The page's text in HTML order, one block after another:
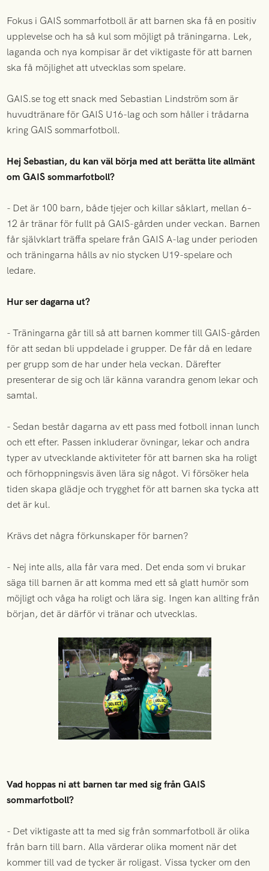
Fokus i GAIS sommarfotboll är att barnen ska få en positiv
upplevelse och ha så kul som möjligt på träningarna. Lek,
laganda och nya kompisar är det viktigaste för att barnen
ska få möjlighet att utvecklas som spelare.
GAIS.se tog ett snack med Sebastian Lindström som är
huvudtränare för GAIS U16-lag och som håller i trådarna
kring GAIS sommarfotboll.
Hej Sebastian, du kan väl börja med att berätta lite allmänt
om GAIS sommarfotboll?
- Det är 100 barn, både tjejer och killar såklart, mellan 6–
12 år tränar för fullt på GAIS-gården under veckan. Barnen
får självklart träffa spelare från GAIS A-lag under perioden
och träningarna hålls av nio stycken U19-spelare och
ledare.
Hur ser dagarna ut?
- Träningarna går till så att barnen kommer till GAIS-gården
för att sedan bli uppdelade i grupper. De får då en ledare
per grupp som de har under hela veckan. Därefter
presenterar de sig och lär känna varandra genom lekar och
samtal.
- Sedan består dagarna av ett pass med fotboll innan lunch
och ett efter. Passen inkluderar övningar, lekar och andra
typer av utvecklande aktiviteter för att barnen ska ha roligt
och förhoppningsvis även lära sig något. Vi försöker hela
tiden skapa glädje och trygghet för att barnen ska tycka att
det är kul.
Krävs det några förkunskaper för barnen?
- Nej inte alls, alla får vara med. Det enda som vi brukar
säga till barnen är att komma med ett så glatt humör som
möjligt och våga ha roligt och lära sig. Ingen kan allting från
början, det är därför vi tränar och utvecklas.
Vad hoppas ni att barnen tar med sig från GAIS
sommarfotboll?
- Det viktigaste att ta med sig från sommarfotboll är olika
från barn till barn. Alla värderar olika moment när det
kommer till vad de tycker är roligast. Vissa tycker om den